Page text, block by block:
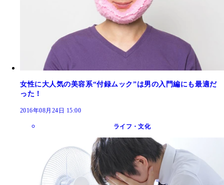
女性に大人気の美容系“付録ムック”は男の入門編にも最適だ
った！
2016年08月24日 15:00
ライフ・文化